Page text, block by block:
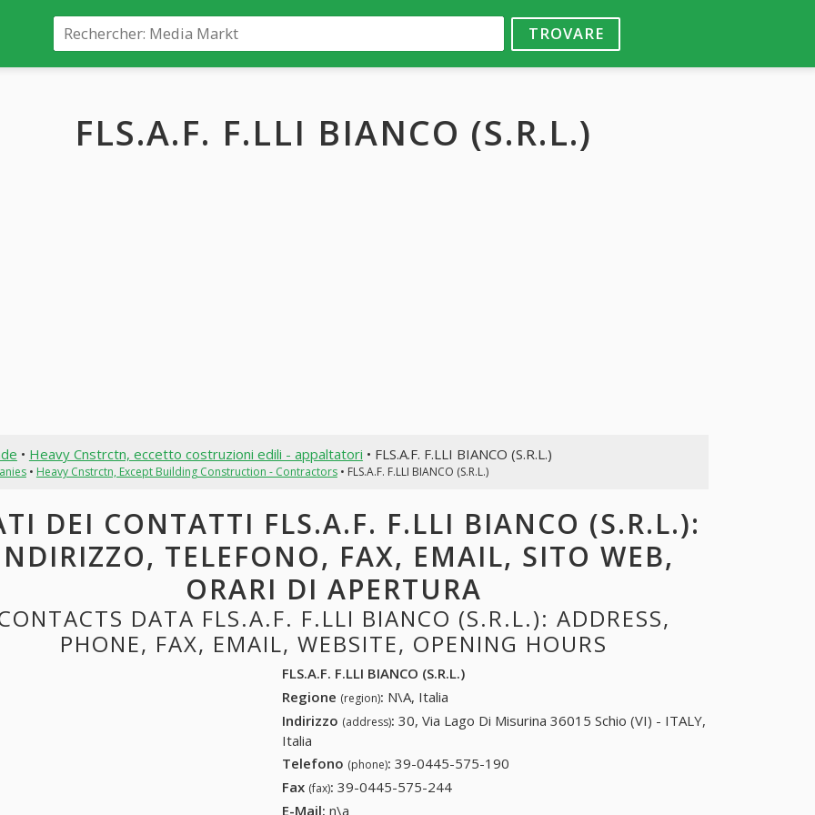
TROVARE
FLS.A.F. F.LLI BIANCO (S.R.L.)
• Heavy Cnstrctn, eccetto costruzioni edili - appaltatori • FLS.A.F. F.LLI BIANCO (S.R.L.)
• Heavy Cnstrctn, Except Building Construction - Contractors• FLS.A.F. F.LLI BIANCO (S.R.L.)
DEI CONTATTI FLS.A.F. F.LLI BIANCO (S.R.L.):
TELEFONO, FAX, EMAIL, SITO WEB,
ORARI DI APERTURA
DATA FLS.A.F. F.LLI BIANCO (S.R.L.): ADDRESS,
PHONE, FAX, EMAIL, WEBSITE, OPENING HOURS
FLS.A.F. F.LLI BIANCO (S.R.L.)
Regione (region): N\A, Italia
Indirizzo (address): 30, Via Lago Di Misurina 36015 Schio (VI) - ITALY,
Italia
Telefono (phone): 39-0445-575-190
Fax (fax): 39-0445-575-244
E-Mail: n\a